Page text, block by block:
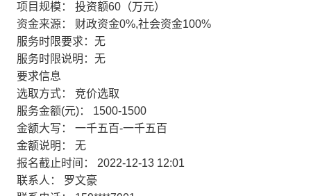
项目规模：
投资额60（万元）
资金来源：
财政资金0%,社会资金100%
服务时限要求： 无
服务时限说明： 无
要求信息
选取方式：
竞价选取
服务金额(元)：
1500-1500
金额大写：
一千五百-一千五百
金额说明：
无
报名截止时间：
2022-12-13 12:01
联系人：
罗文豪